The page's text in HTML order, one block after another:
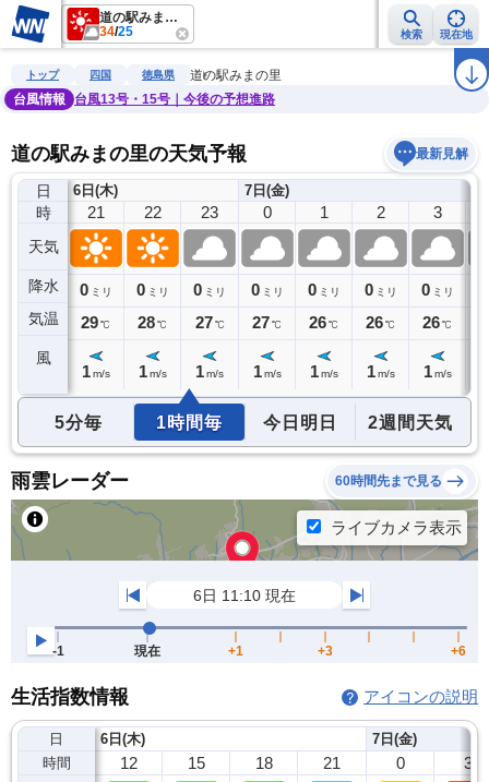
道の駅みまの里
34/25 検索 現在地
雨雲レーダー 台風情報 地震情報 ラ
トップ 四国 徳島県
道の駅みまの里
台風情報
台風13号・15号｜今後の予想進路
道の駅みまの里の天気予報 最新見解
日
時
天気
降水
気温
風
6日(木)
20
0ミリ
30℃
21
0 ミリ
29℃
1 m/s
22
0 ミリ
28℃
1 m/s
23
0 ミリ
27 ℃
1m/s
7日(金)
0
0 ミリ
27℃
1 m/s
1
0 ミリ
26℃
1 m/s
2
0 ミリ
26℃
1 m/s
3
0 ミリ
26℃
1 m/s
5分毎 1時間毎 今日明日 2週間天気
雨雲レーダー 60時間先まで見る
生活指数情報 アイコンの説明
日
時間
6日(木)
12 15 18 21
7日(金)
0 3